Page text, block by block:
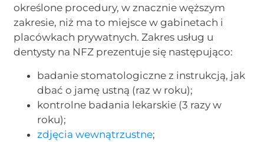
określone procedury, w znacznie węższym
zakresie, niż ma to miejsce w gabinetach i
placówkach prywatnych. Zakres usług u
dentysty na NFZ prezentuje się następująco:
badanie stomatologiczne z instrukcją, jak
dbać o jamę ustną (raz w roku);
kontrolne badania lekarskie (3 razy w
roku);
zdjęcia wewnątrzustne;